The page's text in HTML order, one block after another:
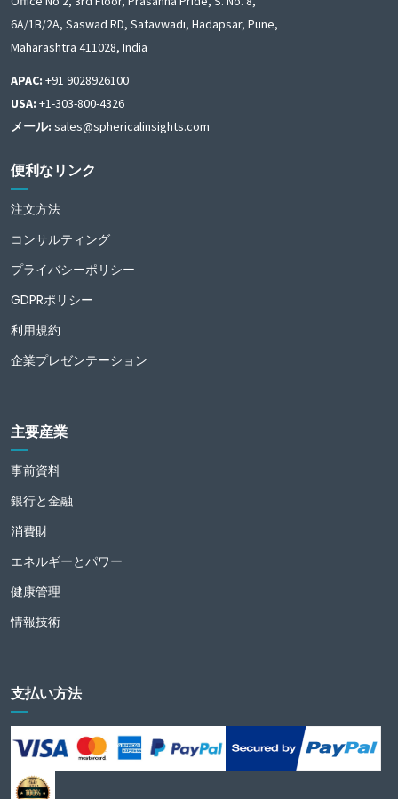
6A/1B/2A, Saswad RD, Satavwadi, Hadapsar, Pune,
Maharashtra 411028, India
APAC: +91 9028926100
USA: +1-303-800-4326
メール: sales@sphericalinsights.com
便利なリンク
注文方法
コンサルティング
プライバシーポリシー
GDPRポリシー
利用規約
企業プレゼンテーション
主要産業
事前資料
銀行と金融
消費財
エネルギーとパワー
健康管理
情報技術
支払い方法